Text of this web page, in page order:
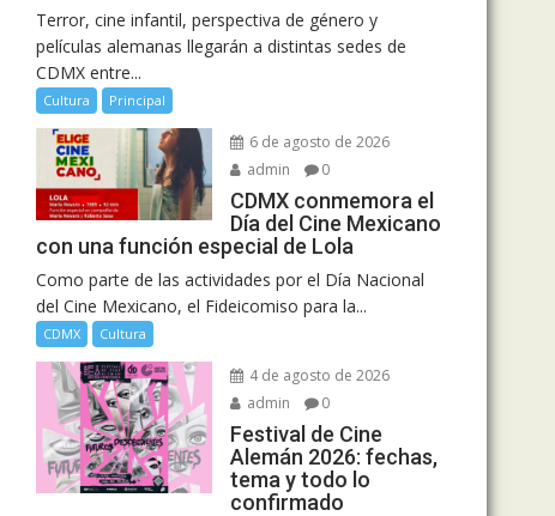
Terror, cine infantil, perspectiva de género y
películas alemanas llegarán a distintas sedes de
CDMX entre...
Cultura Principal
6 de agosto de 2026
admin
0
CDMX conmemora el
Día del Cine Mexicano
con una función especial de Lola
Como parte de las actividades por el Día Nacional
del Cine Mexicano, el Fideicomiso para la...
CDMX Cultura
4 de agosto de 2026
admin
0
Festival de Cine
Alemán 2026: fechas,
tema y todo lo
confirmado